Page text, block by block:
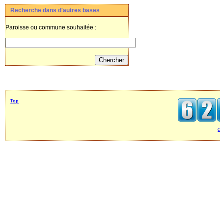
Recherche dans d'autres bases
Paroisse ou commune souhaitée :
Top